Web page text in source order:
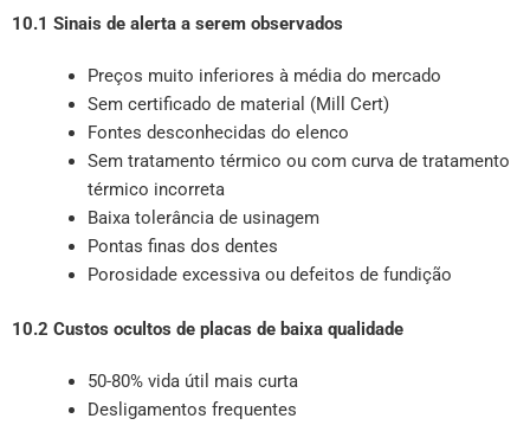
10.1 Sinais de alerta a serem observados
Preços muito inferiores à média do mercado
Sem certificado de material (Mill Cert)
Fontes desconhecidas do elenco
Sem tratamento térmico ou com curva de tratamento
térmico incorreta
Baixa tolerância de usinagem
Pontas finas dos dentes
Porosidade excessiva ou defeitos de fundição
10.2 Custos ocultos de placas de baixa qualidade
50-80% vida útil mais curta
Desligamentos frequentes